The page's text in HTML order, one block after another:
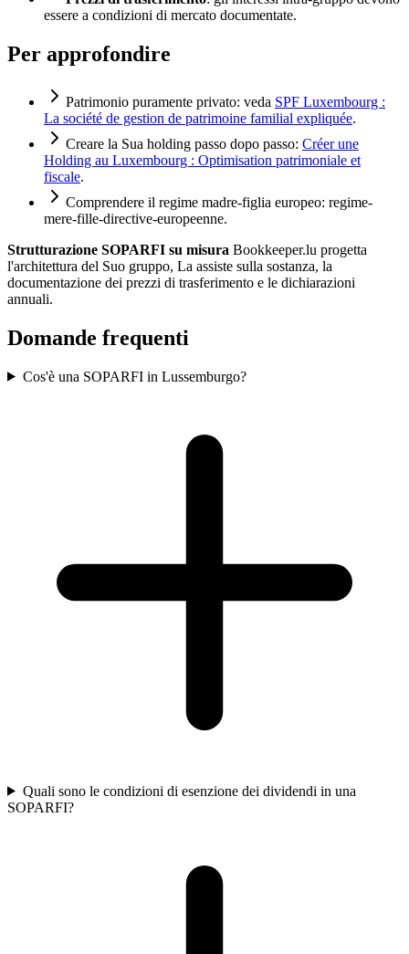
essere a condizioni di mercato documentate.
Per approfondire
Patrimonio puramente privato: veda SPF Luxembourg :
La société de gestion de patrimoine familial expliquée.
Creare la Sua holding passo dopo passo: Créer une
Holding au Luxembourg : Optimisation patrimoniale et
fiscale.
Comprendere il regime madre-figlia europeo: regime-
mere-fille-directive-europeenne.
Strutturazione SOPARFI su misura Bookkeeper.lu progetta
l'architettura del Suo gruppo, La assiste sulla sostanza, la
documentazione dei prezzi di trasferimento e le dichiarazioni
annuali.
Domande frequenti
Cos'è una SOPARFI in Lussemburgo?
Quali sono le condizioni di esenzione dei dividendi in una
SOPARFI?